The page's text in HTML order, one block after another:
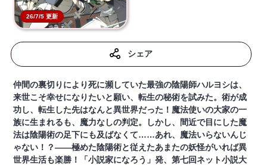
26/7/5 更新
シェア
仲間の裏切りにより死に瀕していた最強の陰陽師ハルヨシは、
来世こそ幸せになりたいと願い、転生の秘術を試みた。術が成
功し、転生した先はなんと異世界だった！魔法使いの大家の一
族に生まれるも、魔力なしの判定。しかし、間近で目にした魔
法は陰陽術の足下にも及ばなくて……あれ、魔法いらないんじ
ゃない！？――極めた陰陽術と従えたあまたの妖怪がいれば異
世界生活も楽勝！「小説家になろう」発、第七回ネット小説大